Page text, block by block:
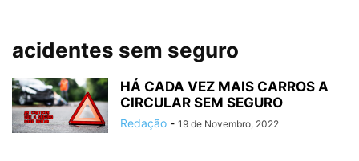
acidentes sem seguro
HÁ CADA VEZ MAIS CARROS A
CIRCULAR SEM SEGURO
Redação - 19 de Novembro, 2022